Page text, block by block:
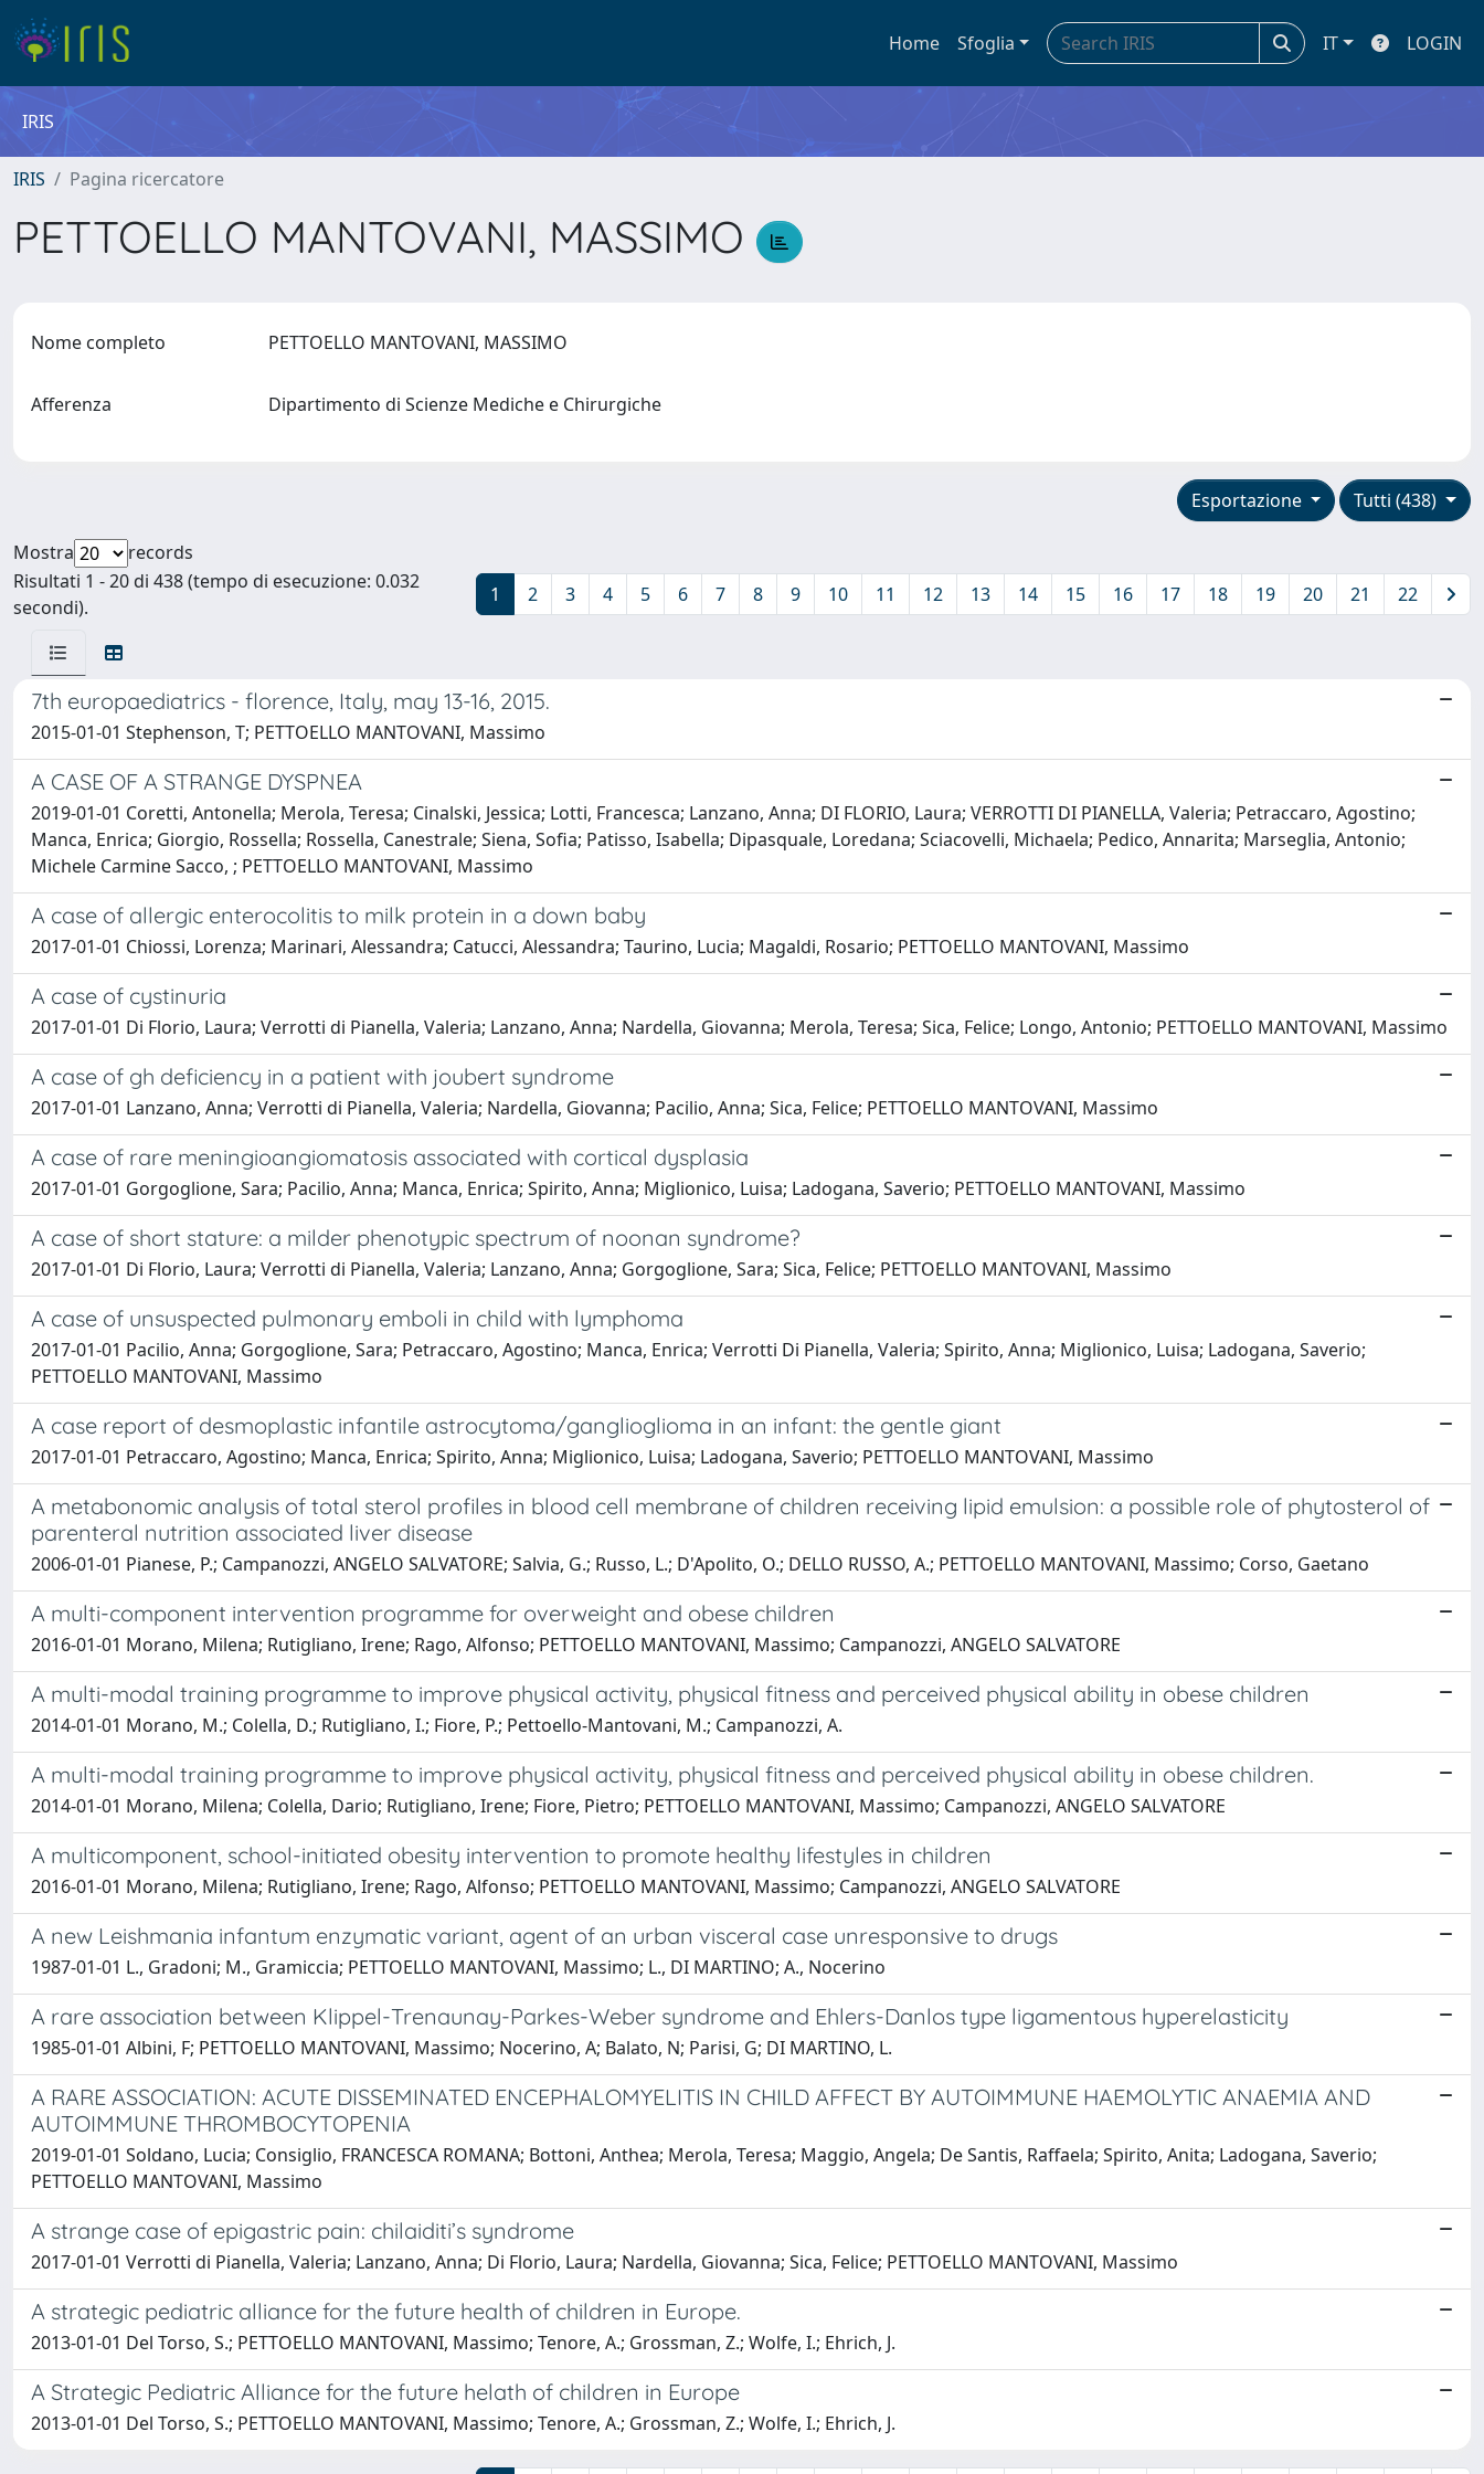
Home Sfoglia IT LOGIN
IRIS
IRIS Pagina ricercatore
PETTOELLO MANTOVANI, MASSIMO
Nome completo PETTOELLO MANTOVANI, MASSIMO
Afferenza Dipartimento di Scienze Mediche e Chirurgiche
Tutti (438)
Esportazione
Mostra
records
Risultati 1 - 20 di 438 (tempo di esecuzione: 0.032
secondi).
1 2 3 4 5 6 7 8 9 10 11 12 13 14 15 16 17 18 19 20 21 22
7th europaediatrics - florence, Italy, may 13-16, 2015.
2015-01-01 Stephenson, T; PETTOELLO MANTOVANI, Massimo
A CASE OF A STRANGE DYSPNEA
2019-01-01 Coretti, Antonella; Merola, Teresa; Cinalski, Jessica; Lotti, Francesca; Lanzano, Anna; DI FLORIO, Laura; VERROTTI DI PIANELLA, Valeria; Petraccaro, Agostino;
Manca, Enrica; Giorgio, Rossella; Rossella, Canestrale; Siena, Sofia; Patisso, Isabella; Dipasquale, Loredana; Sciacovelli, Michaela; Pedico, Annarita; Marseglia, Antonio;
Michele Carmine Sacco, ; PETTOELLO MANTOVANI, Massimo
A case of allergic enterocolitis to milk protein in a down baby
2017-01-01 Chiossi, Lorenza; Marinari, Alessandra; Catucci, Alessandra; Taurino, Lucia; Magaldi, Rosario; PETTOELLO MANTOVANI, Massimo
A case of cystinuria
2017-01-01 Di Florio, Laura; Verrotti di Pianella, Valeria; Lanzano, Anna; Nardella, Giovanna; Merola, Teresa; Sica, Felice; Longo, Antonio; PETTOELLO MANTOVANI, Massimo
A case of gh deficiency in a patient with joubert syndrome
2017-01-01 Lanzano, Anna; Verrotti di Pianella, Valeria; Nardella, Giovanna; Pacilio, Anna; Sica, Felice; PETTOELLO MANTOVANI, Massimo
A case of rare meningioangiomatosis associated with cortical dysplasia
2017-01-01 Gorgoglione, Sara; Pacilio, Anna; Manca, Enrica; Spirito, Anna; Miglionico, Luisa; Ladogana, Saverio; PETTOELLO MANTOVANI, Massimo
A case of short stature: a milder phenotypic spectrum of noonan syndrome?
2017-01-01 Di Florio, Laura; Verrotti di Pianella, Valeria; Lanzano, Anna; Gorgoglione, Sara; Sica, Felice; PETTOELLO MANTOVANI, Massimo
A case of unsuspected pulmonary emboli in child with lymphoma
2017-01-01 Pacilio, Anna; Gorgoglione, Sara; Petraccaro, Agostino; Manca, Enrica; Verrotti Di Pianella, Valeria; Spirito, Anna; Miglionico, Luisa; Ladogana, Saverio;
PETTOELLO MANTOVANI, Massimo
A case report of desmoplastic infantile astrocytoma/ganglioglioma in an infant: the gentle giant
2017-01-01 Petraccaro, Agostino; Manca, Enrica; Spirito, Anna; Miglionico, Luisa; Ladogana, Saverio; PETTOELLO MANTOVANI, Massimo
A metabonomic analysis of total sterol profiles in blood cell membrane of children receiving lipid emulsion: a possible role of phytosterol of
parenteral nutrition associated liver disease
2006-01-01 Pianese, P.; Campanozzi, ANGELO SALVATORE; Salvia, G.; Russo, L.; D'Apolito, O.; DELLO RUSSO, A.; PETTOELLO MANTOVANI, Massimo; Corso, Gaetano
A multi-component intervention programme for overweight and obese children
2016-01-01 Morano, Milena; Rutigliano, Irene; Rago, Alfonso; PETTOELLO MANTOVANI, Massimo; Campanozzi, ANGELO SALVATORE
A multi-modal training programme to improve physical activity, physical fitness and perceived physical ability in obese children
2014-01-01 Morano, M.; Colella, D.; Rutigliano, I.; Fiore, P.; Pettoello-Mantovani, M.; Campanozzi, A.
A multi-modal training programme to improve physical activity, physical fitness and perceived physical ability in obese children.
2014-01-01 Morano, Milena; Colella, Dario; Rutigliano, Irene; Fiore, Pietro; PETTOELLO MANTOVANI, Massimo; Campanozzi, ANGELO SALVATORE
A multicomponent, school-initiated obesity intervention to promote healthy lifestyles in children
2016-01-01 Morano, Milena; Rutigliano, Irene; Rago, Alfonso; PETTOELLO MANTOVANI, Massimo; Campanozzi, ANGELO SALVATORE
A new Leishmania infantum enzymatic variant, agent of an urban visceral case unresponsive to drugs
1987-01-01 L., Gradoni; M., Gramiccia; PETTOELLO MANTOVANI, Massimo; L., DI MARTINO; A., Nocerino
A rare association between Klippel-Trenaunay-Parkes-Weber syndrome and Ehlers-Danlos type ligamentous hyperelasticity
1985-01-01 Albini, F; PETTOELLO MANTOVANI, Massimo; Nocerino, A; Balato, N; Parisi, G; DI MARTINO, L.
A RARE ASSOCIATION: ACUTE DISSEMINATED ENCEPHALOMYELITIS IN CHILD AFFECT BY AUTOIMMUNE HAEMOLYTIC ANAEMIA AND
AUTOIMMUNE THROMBOCYTOPENIA
2019-01-01 Soldano, Lucia; Consiglio, FRANCESCA ROMANA; Bottoni, Anthea; Merola, Teresa; Maggio, Angela; De Santis, Raffaela; Spirito, Anita; Ladogana, Saverio;
PETTOELLO MANTOVANI, Massimo
A strange case of epigastric pain: chilaiditi’s syndrome
2017-01-01 Verrotti di Pianella, Valeria; Lanzano, Anna; Di Florio, Laura; Nardella, Giovanna; Sica, Felice; PETTOELLO MANTOVANI, Massimo
A strategic pediatric alliance for the future health of children in Europe.
2013-01-01 Del Torso, S.; PETTOELLO MANTOVANI, Massimo; Tenore, A.; Grossman, Z.; Wolfe, I.; Ehrich, J.
A Strategic Pediatric Alliance for the future helath of children in Europe
2013-01-01 Del Torso, S.; PETTOELLO MANTOVANI, Massimo; Tenore, A.; Grossman, Z.; Wolfe, I.; Ehrich, J.